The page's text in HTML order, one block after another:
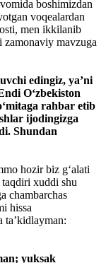
boshimizdan
voqealardan
men ikkilanib
mavzuga
edingiz, ya’ni
O‘zbekiston
rahbar etib
ijodingizga
Shundan
hozir biz g‘alati
xuddi shu
chambarchas
hissa
ta’kidlayman:
yuksak